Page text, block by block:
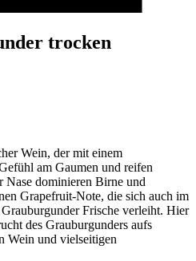
trocken
Wein, der mit einem
am Gaumen und reifen
Nase dominieren Birne und
Grapefruit-Note, die sich auch im
Frische verleiht. Hier
des Grauburgunders aufs
Wein und vielseitigen